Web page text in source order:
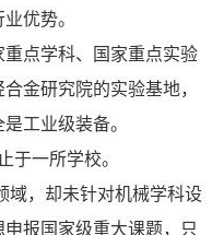
优势。
点学科、国家重点实验
金研究院的实验基地，
工业级装备。
于一所学校。
域，却未针对机械学科设
报国家级重大课题，只